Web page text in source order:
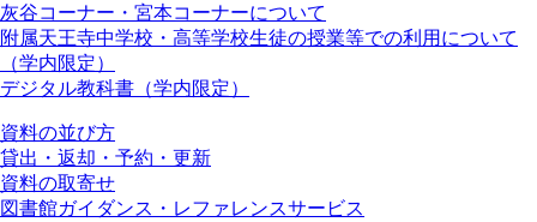
灰谷コーナー・宮本コーナーについて
附属天王寺中学校・高等学校生徒の授業等での利用について
（学内限定）
デジタル教科書（学内限定）
資料の並び方
貸出・返却・予約・更新
資料の取寄せ
図書館ガイダンス・レファレンスサービス